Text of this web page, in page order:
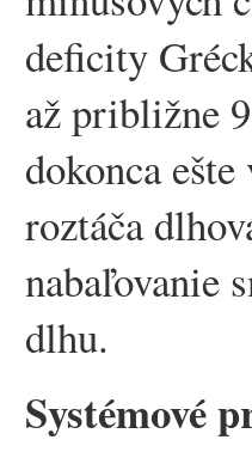
deficity
až približne
dokonca
roztáča
nabaľovanie
dlhu.
Systémové